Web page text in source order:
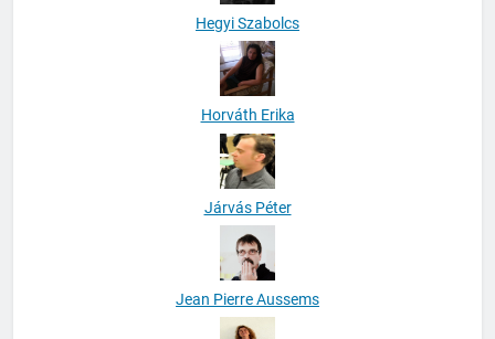
Hegyi Szabolcs
Horváth Erika
Járvás Péter
Jean Pierre Aussems